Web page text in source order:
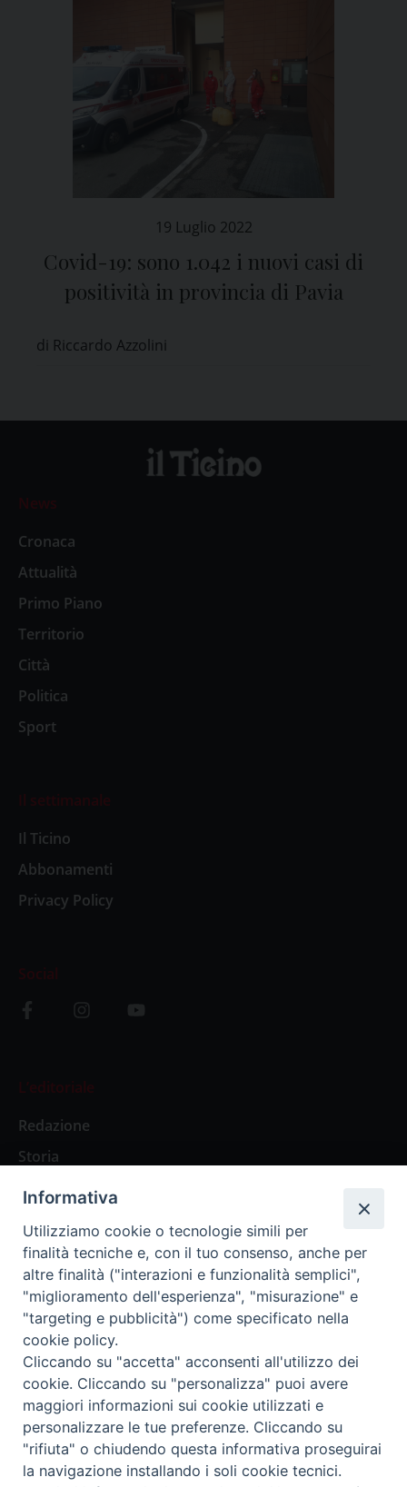
19 Luglio 2022
Covid-19: sono 1.042 i nuovi casi di
positività in provincia di Pavia
di Riccardo Azzolini
News
Cronaca
Attualità
Primo Piano
Territorio
Città
Politica
Sport
Il settimanale
Il Ticino
Abbonamenti
Privacy Policy
Social
L’editoriale
Redazione
Storia
Abbonamenti
Abbonamento Annuale Digitale
Abbonamento Annuale Cartaceo
Abbonamento Singola Copia Digitale
Redazione: Pavia, Piazza Duomo 11 - tel. 0382.24736 -
amministrazione@ilticino.it - repossi@ilticino.it - P.
IVA: 00213430184
Informativa
Utilizziamo cookie o tecnologie simili per
finalità tecniche e, con il tuo consenso, anche per
altre finalità ("interazioni e funzionalità semplici",
"miglioramento dell'esperienza", "misurazione" e
"targeting e pubblicità") come specificato nella
cookie policy.
Cliccando su "accetta" acconsenti all'utilizzo dei
cookie. Cliccando su "personalizza" puoi avere
maggiori informazioni sui cookie utilizzati e
personalizzare le tue preferenze. Cliccando su
"rifiuta" o chiudendo questa informativa proseguirai
la navigazione installando i soli cookie tecnici.